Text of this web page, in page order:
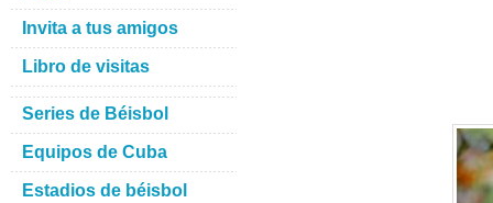
Invita a tus amigos
Libro de visitas
Series de Béisbol
Equipos de Cuba
Estadios de béisbol